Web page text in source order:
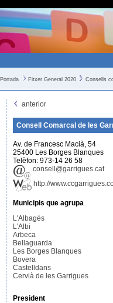
Portada Fitxer General 2020 Consells
anterior
Consell Comarcal de les
Av. de Francesc Macià, 54
25400 Les Borges Blanques
Telèfon: 973-14 26 58
consell@garrigues.cat
http://
Municipis que agrupa
L'Albagés
L'Albi
Arbeca
Bellaguarda
Les Borges Blanques
Bovera
Castelldans
Cervià de les Garrigues
President